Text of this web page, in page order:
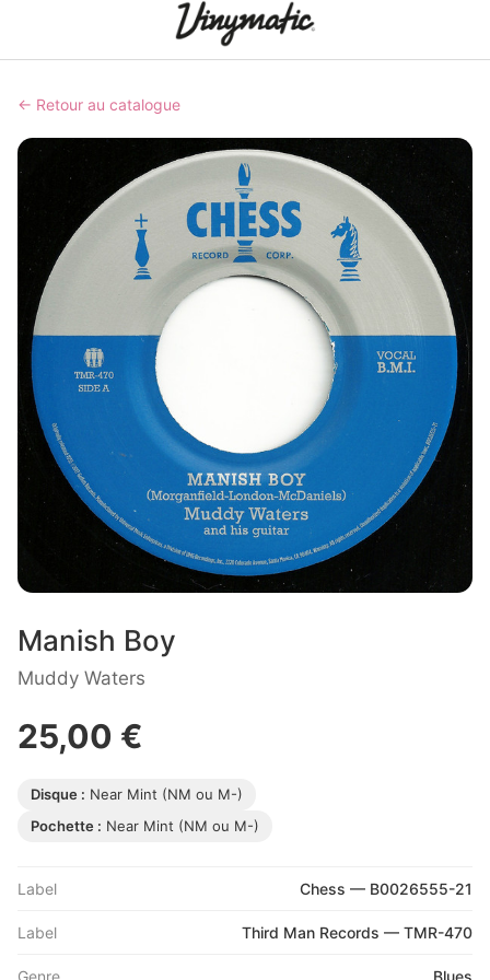
← Retour au catalogue
Manish Boy
Muddy Waters
25,00 €
Disque : Near Mint (NM ou M-)
Pochette : Near Mint (NM ou M-)
Label Chess — B0026555-21
Label Third Man Records — TMR-470